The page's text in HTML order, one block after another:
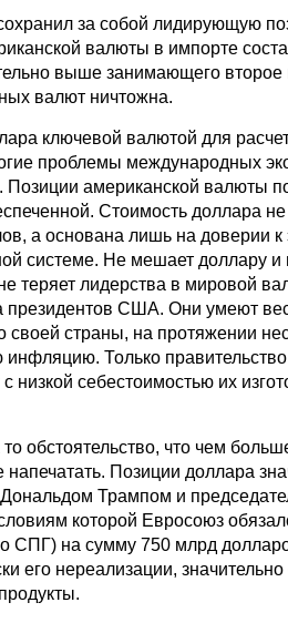
за собой лидирующую
валюты в импорте
выше занимающего
валют ничтожна.
ключевой валютой для
проблемы международных
Позиции американской валюты
Стоимость доллара
а основана лишь на доверии
системе. Не мешает доллару и
теряет лидерства в мировой
президентов США. Они умеют
страны, на протяжении
Только
низкой себестоимостью их
обстоятельство, что чем
Позиции доллара
Трампом и
которой Евросоюз
СПГ) на сумму 750 млрд
его нереализации,